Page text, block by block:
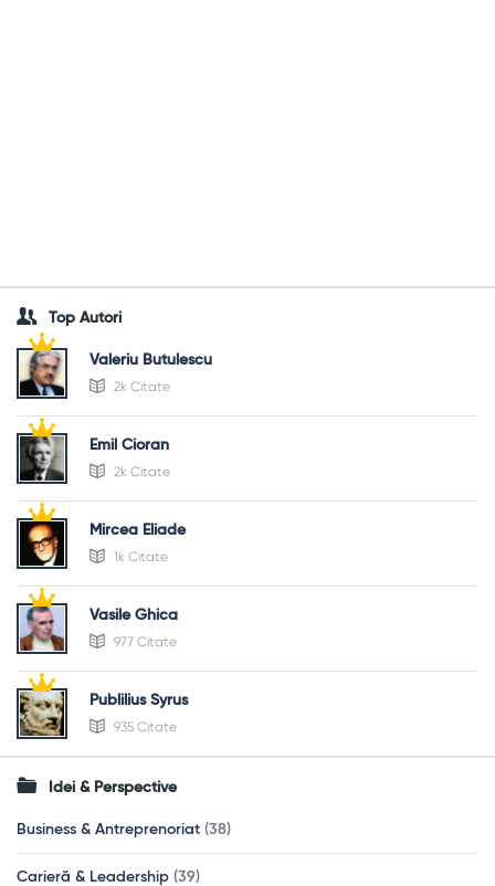
Top Autori
Valeriu Butulescu
2k Citate
Emil Cioran
2k Citate
Mircea Eliade
1k Citate
Vasile Ghica
977 Citate
Publilius Syrus
935 Citate
Idei & Perspective
Business & Antreprenoriat (38)
Carieră & Leadership (39)